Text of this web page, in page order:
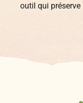
outil qui préserve